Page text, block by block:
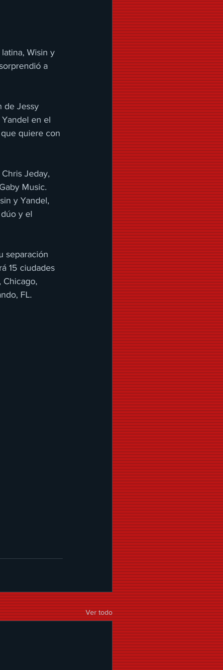
Wisin y
a
de Jessy
en el
quiere con
Jeday,
Music.
y Yandel,
y el
separación
15 ciudades
Chicago,
FL.
Ver todo